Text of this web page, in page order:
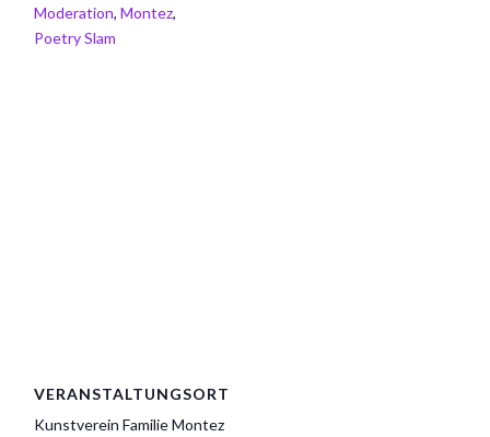
Moderation,Montez,
Poetry Slam
VERANSTALTUNGSORT
Kunstverein Familie Montez